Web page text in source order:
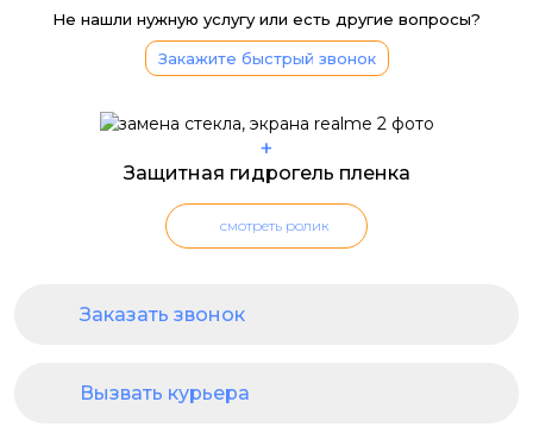
Не нашли нужную услугу или есть другие вопросы?
Закажите быстрый звонок
+
Защитная гидрогель пленка
смотреть ролик
Заказать звонок
Вызвать курьера